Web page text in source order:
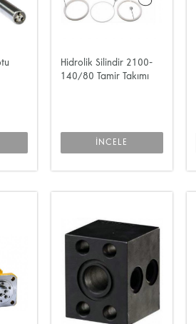
Hidrolik Silindir 2100-
140/80 Tamir Takımı
İNCELE